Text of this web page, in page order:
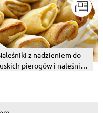
z nadzieniem do
pierogów i naleśniki